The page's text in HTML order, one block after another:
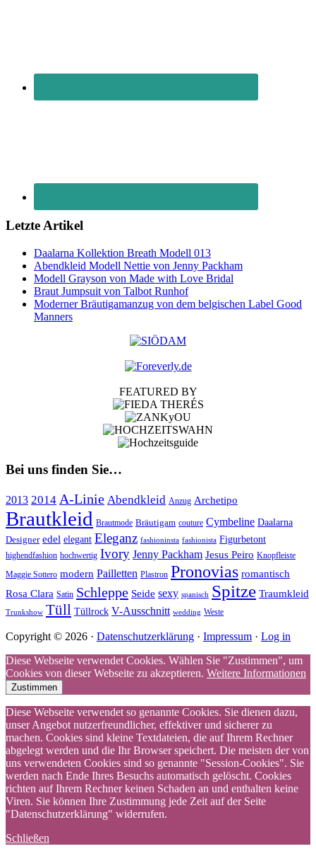
Letzte Artikel
Daalarna Kollektion Breath Modell 013
Abendkleid Modell Nettie von Jenny Packham
Modell Grayson von Made with Love Bridal
Braut Jumpsuit von Talbot Runhof
Moderner Bräutigamanzug von dem belgischen Label Good
Manners
FEATURED BY
Bei uns finden Sie…
2013 2014 A-Linie Abendkleid Anzug Archetipo
Brautkleid Brautmode Bräutigam couture Cymbeline Daalarna
Designer edel elegant Eleganz fashioninsta fashionista Figurbetont
highendfashion hochwertig Ivory Jenny Packham Jesus Peiro Knopfleiste
Maggie Sottero modern Pailletten Plastron Pronovias romantisch
Rosa Clara Satin Schleppe Seide sexy spanisch Spitze Traumkleid
Trunkshow Tüll Tüllrock V-Ausschnitt wedding Weste
Copyright © 2026 · Datenschutzerklärung · Impressum · Log in
Diese Webseite verwendet Cookies. Wählen Sie "Zustimmen", um
Cookies von dieser Webseite zu akzeptieren. Weitere Informationen
Zustimmen
Diese Webseite verwendet so genannte Cookies. Sie dienen dazu,
unser Angebot nutzerfreundlicher, effektiver und sicherer zu
machen. Cookies sind kleine Textdateien, die auf Ihrem Rechner
abgelegt werden und die Ihr Browser speichert. Die meisten der von
uns verwendeten Cookies sind so genannte "Session-Cookies". Sie
werden nach Ende Ihres Besuchs automatisch gelöscht. Cookies
richten auf Ihrem Rechner keinen Schaden an und enthalten keine
Viren. Sie können Ihre Zustimmung jede Zeit auf der Seite
"Datenschutzerklärung" widerrufen.
Schließen